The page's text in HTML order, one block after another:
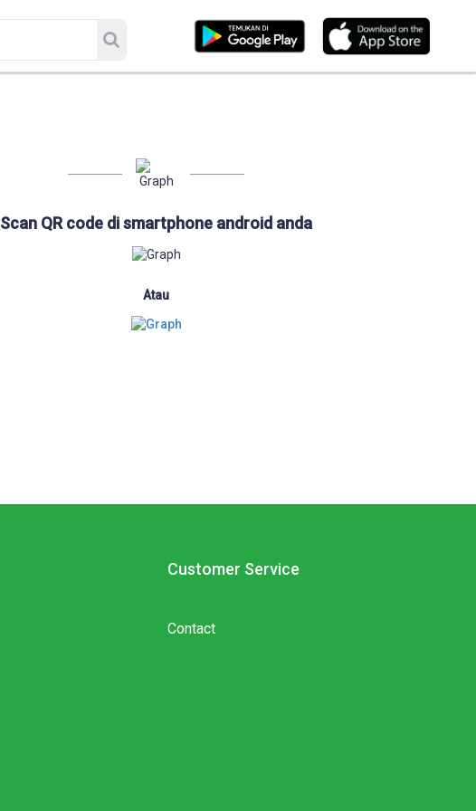
Scan QR code di smartphone android anda
Atau
Customer Service
Contact